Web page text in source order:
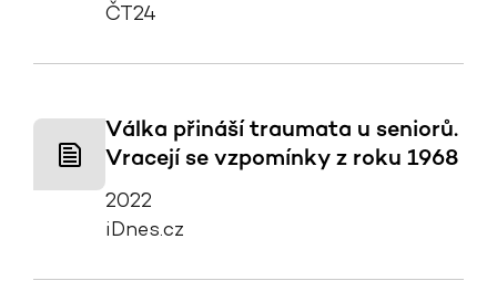
ČT24
Válka přináší traumata u seniorů.
Vracejí se vzpomínky z roku 1968
2022
iDnes.cz